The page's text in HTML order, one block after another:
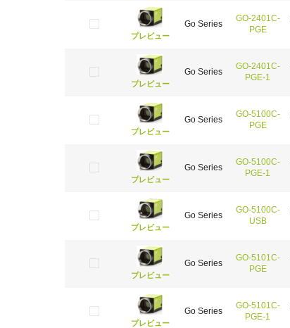
プレビュー
Go Series
GO-2401C-
PGE
プレビュー
Go Series
GO-2401C-
PGE-1
プレビュー
Go Series
GO-5100C-
PGE
プレビュー
Go Series
GO-5100C-
PGE-1
プレビュー
Go Series
GO-5100C-
USB
プレビュー
Go Series
GO-5101C-
PGE
プレビュー
Go Series
GO-5101C-
PGE-1